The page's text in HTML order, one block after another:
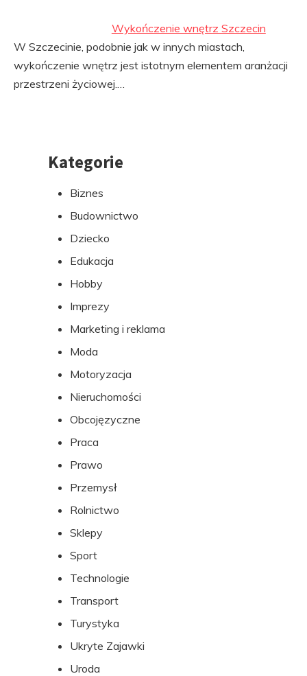
Wykończenie wnętrz Szczecin
W Szczecinie, podobnie jak w innych miastach,
wykończenie wnętrz jest istotnym elementem aranżacji
przestrzeni życiowej.…
PrzejdźKategorie
Biznes
Budownictwo
Dziecko
Edukacja
Hobby
Imprezy
Marketing i reklama
Moda
Motoryzacja
Nieruchomości
Obcojęzyczne
Praca
Prawo
Przemysł
Rolnictwo
Sklepy
Sport
Technologie
Transport
Turystyka
Ukryte Zajawki
Uroda